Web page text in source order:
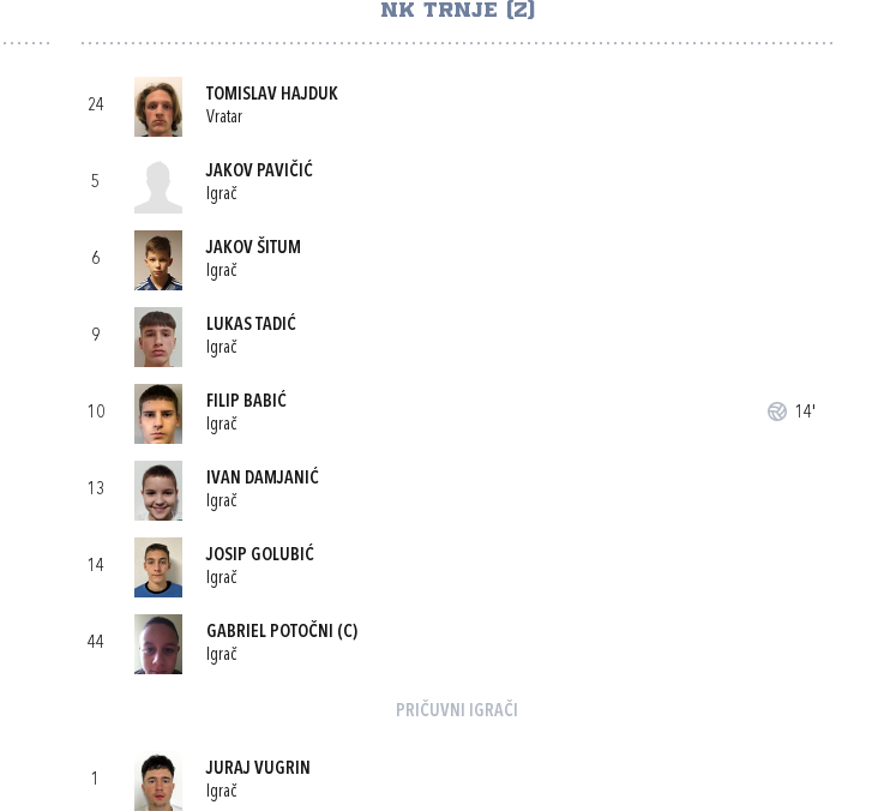
NK TRNJE (Z)
24
TOMISLAV HAJDUK
Vratar
5
JAKOV PAVIČIĆ
Igrač
6
JAKOV ŠITUM
Igrač
9
LUKAS TADIĆ
Igrač
10
FILIP BABIĆ
Igrač
14'
13
IVAN DAMJANIĆ
Igrač
14
JOSIP GOLUBIĆ
Igrač
44
GABRIEL POTOČNI
(C)
Igrač
PRIČUVNI IGRAČI
1
JURAJ VUGRIN
Igrač